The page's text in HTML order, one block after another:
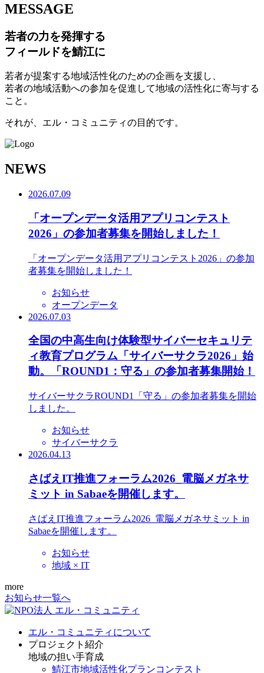
MESSAGE
若者の力を発揮する
フィールドを鯖江に
若者が提案する地域活性化のための企画を支援し、
若者の地域活動への参加を促進して地域の活性化に寄与する
こと。
それが、エル・コミュニティの目的です。
NEWS
2026.07.09
「オープンデータ活用アプリコンテスト
2026」の参加者募集を開始しました！
「オープンデータ活用アプリコンテスト2026」の参加
者募集を開始しました！
お知らせ
オープンデータ
2026.07.03
全国の中高生向け体験型サイバーセキュリテ
ィ教育プログラム「サイバーサクラ2026」始
動。「ROUND1：守る」の参加者募集開始！
サイバーサクラROUND1「守る」の参加者募集を開始
しました。
お知らせ
サイバーサクラ
2026.04.13
さばえIT推進フォーラム2026_電脳メガネサ
ミット in Sabaeを開催します。
さばえIT推進フォーラム2026_電脳メガネサミット in
Sabaeを開催します。
お知らせ
地域 × IT
more
お知らせ一覧へ
エル・コミュニティについて
プロジェクト紹介
地域の担い手育成
鯖江市地域活性化プランコンテスト